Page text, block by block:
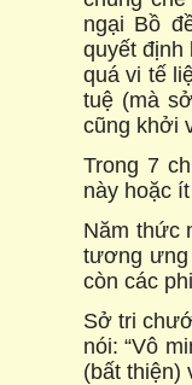
ngại Bồ
quyết
quá vi tế
tuệ (mà
cũng khởi
Trong 7
này hoặc
Năm thức
tương
còn các
Sở tri
nói: “Vô
(bất thiện)